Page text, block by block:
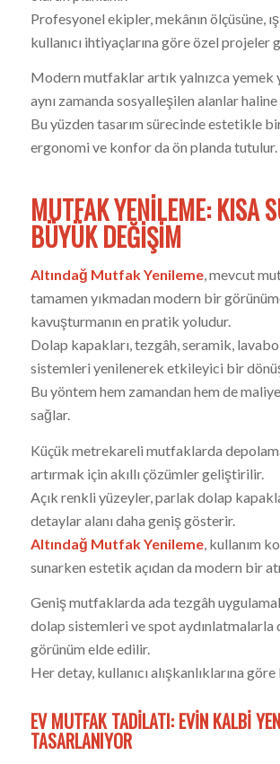
Profesyonel ekipler, mekânın ölçüsüne,
kullanıcı ihtiyaçlarına göre özel projeler
Modern mutfaklar artık yalnızca yemek
aynı zamanda sosyalleşilen alanlar
Bu yüzden tasarım sürecinde estetikle
ergonomi ve konfor da ön planda tutulur.
MUTFAK YENILEME: KISA
BÜYÜK DEĞIŞIM
Altındağ Mutfak Yenileme, mevcut
tamamen yıkmadan modern bir
kavuşturmanın en pratik yoludur.
Dolap kapakları, tezgâh, seramik,
sistemleri yenilenerek etkileyici bir
Bu yöntem hem zamandan hem de
sağlar.
Küçük metrekareli mutfaklarda
artırmak için akıllı çözümler geliştirilir.
Açık renkli yüzeyler, parlak dolap
detaylar alanı daha geniş gösterir.
Altındağ Mutfak Yenileme, kullanım
sunarken estetik açıdan da modern bir
Geniş mutfaklarda ada tezgâh
dolap sistemleri ve spot aydınlatmalarla
görünüm elde edilir.
Her detay, kullanıcı alışkanlıklarına
EV MUTFAK TADILATI: EVIN KALBI
TASARLANIYOR